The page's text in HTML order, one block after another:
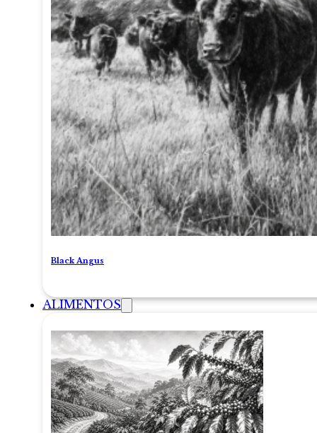
Black Angus
ALIMENTOS